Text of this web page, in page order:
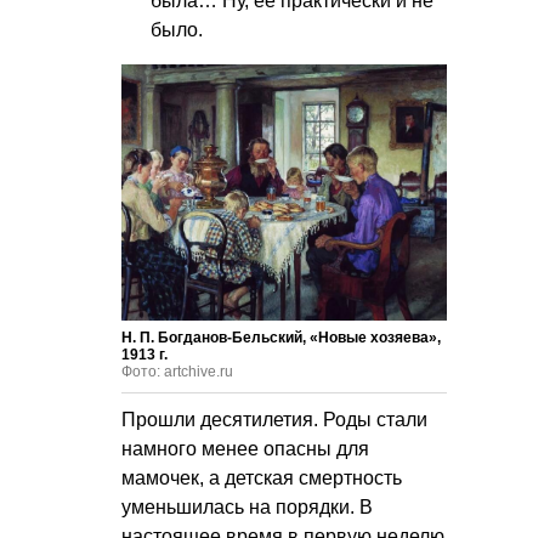
было.
Н. П. Богданов-Бельский, «Новые хозяева»,
1913 г.
Фото: artchive.ru
Прошли десятилетия. Роды стали
намного менее опасны для
мамочек, а детская смертность
уменьшилась на порядки. В